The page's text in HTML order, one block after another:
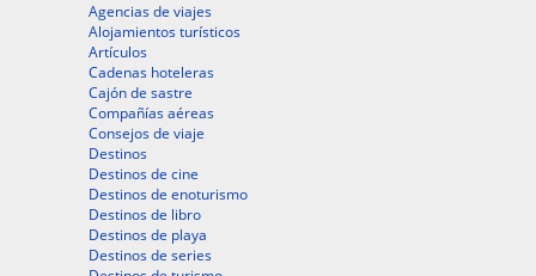
Agencias de viajes
Alojamientos turísticos
Artículos
Cadenas hoteleras
Cajón de sastre
Compañías aéreas
Consejos de viaje
Destinos
Destinos de cine
Destinos de enoturismo
Destinos de libro
Destinos de playa
Destinos de series